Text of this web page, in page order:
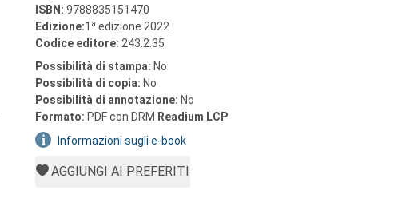
ISBN: 9788835151470
Edizione:1 a edizione 2022
Codice editore: 243.2.35
Possibilità di stampa: No
Possibilità di copia: No
Possibilità di annotazione: No
Formato: PDF con DRM Readium LCP
Informazioni sugli e-book
AGGIUNGI AI PREFERITI